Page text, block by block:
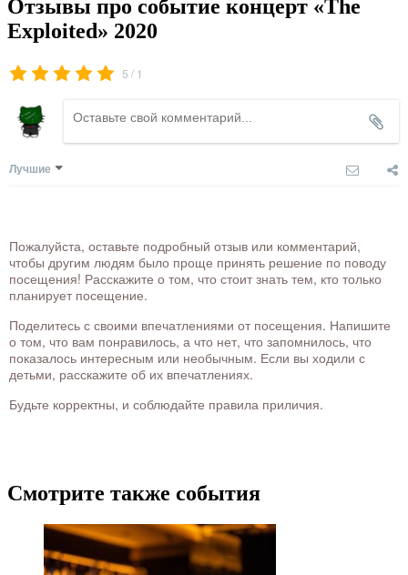
Отзывы про событие концерт «The
Exploited» 2020
5 / 1
Лучшие
Пожалуйста, оставьте подробный отзыв или комментарий,
чтобы другим людям было проще принять решение по поводу
посещения! Расскажите о том, что стоит знать тем, кто только
планирует посещение.
Поделитесь с своими впечатлениями от посещения. Напишите
о том, что вам понравилось, а что нет, что запомнилось, что
показалось интересным или необычным. Если вы ходили с
детьми, расскажите об их впечатлениях.
Будьте корректны, и соблюдайте правила приличия.
Смотрите также события